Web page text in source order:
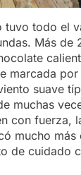
tuvo todo el
Más de
marcada por
suave
muchas
con fuerza,
mucho más
de cuidado